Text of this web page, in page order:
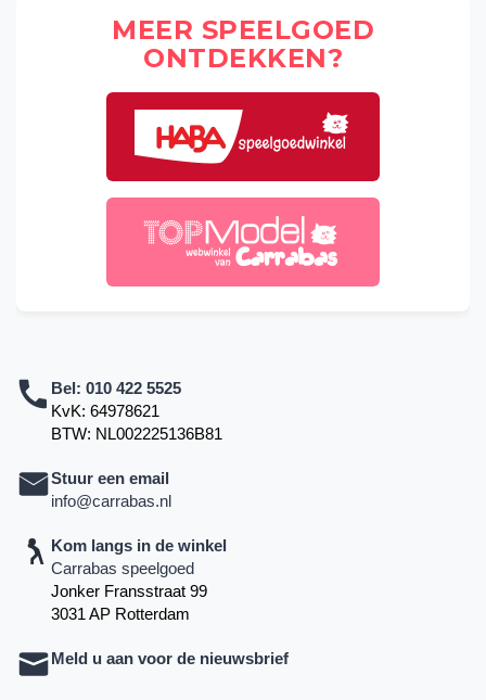
MEER SPEELGOED
ONTDEKKEN?
Bel: 010 422 5525
KvK: 64978621
BTW: NL002225136B81
Stuur een email
info@carrabas.nl
Kom langs in de winkel
Carrabas speelgoed
Jonker Fransstraat 99
3031 AP Rotterdam
Meld u aan voor de nieuwsbrief